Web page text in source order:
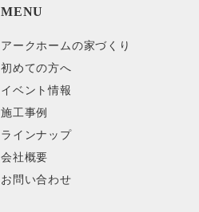
MENU
アークホームの家づくり
初めての方へ
イベント情報
施工事例
ラインナップ
会社概要
お問い合わせ